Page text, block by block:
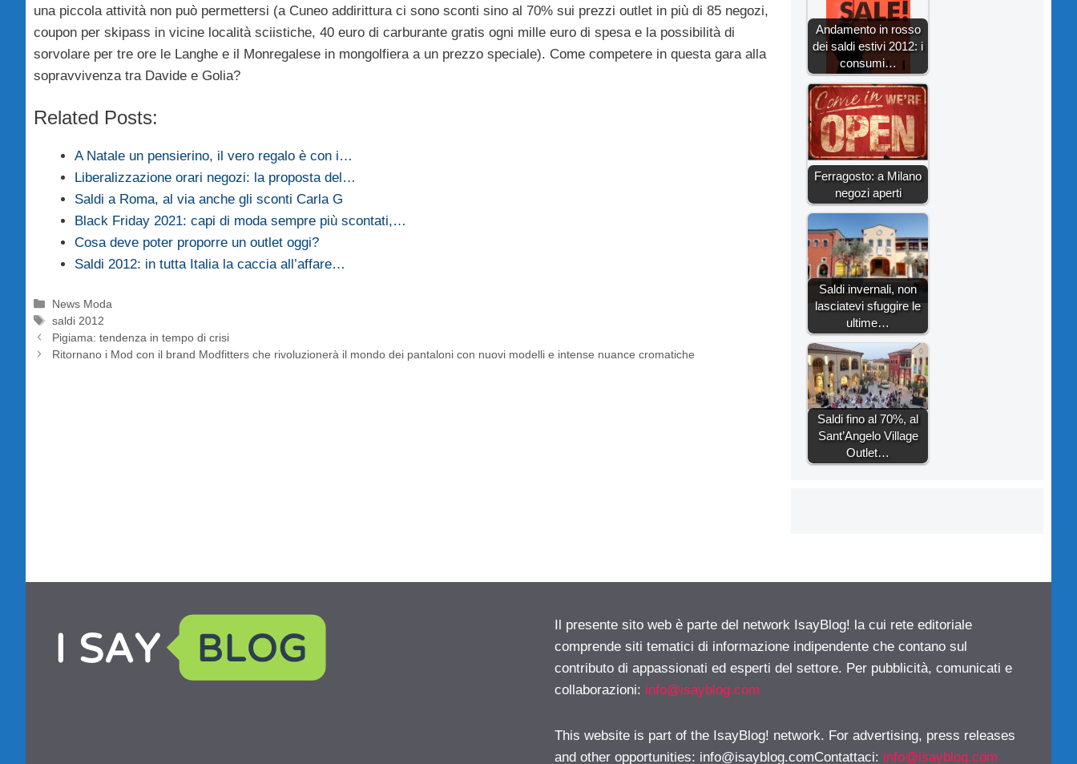
una piccola attività non può permettersi (a Cuneo addirittura ci sono sconti sino al 70% sui prezzi outlet in più di 85 negozi,
coupon per skipass in vicine località sciistiche, 40 euro di carburante gratis ogni mille euro di spesa e la possibilità di
sorvolare per tre ore le Langhe e il Monregalese in mongolfiera a un prezzo speciale). Come competere in questa gara alla
sopravvivenza tra Davide e Golia?
Related Posts:
A Natale un pensierino, il vero regalo è con i…
Liberalizzazione orari negozi: la proposta del…
Saldi a Roma, al via anche gli sconti Carla G
Black Friday 2021: capi di moda sempre più scontati,…
Cosa deve poter proporre un outlet oggi?
Saldi 2012: in tutta Italia la caccia all’affare…
Categorie
News Moda
Tag
saldi 2012
Pigiama: tendenza in tempo di crisi
Ritornano i Mod con il brand Modfitters che rivoluzionerà il mondo dei pantaloni con nuovi modelli e intense nuance cromatiche
Andamento in rosso
dei saldi estivi 2012: i
consumi…
Ferragosto: a Milano
negozi aperti
Saldi invernali, non
lasciatevi sfuggire le
ultime…
Saldi fino al 70%, al
Sant’Angelo Village
Outlet…
Il presente sito web è parte del network IsayBlog! la cui rete editoriale
comprende siti tematici di informazione indipendente che contano sul
contributo di appassionati ed esperti del settore. Per pubblicità, comunicati e
collaborazioni: info@isayblog.com
This website is part of the IsayBlog! network. For advertising, press releases
and other opportunities: info@isayblog.comContattaci: info@isayblog.com